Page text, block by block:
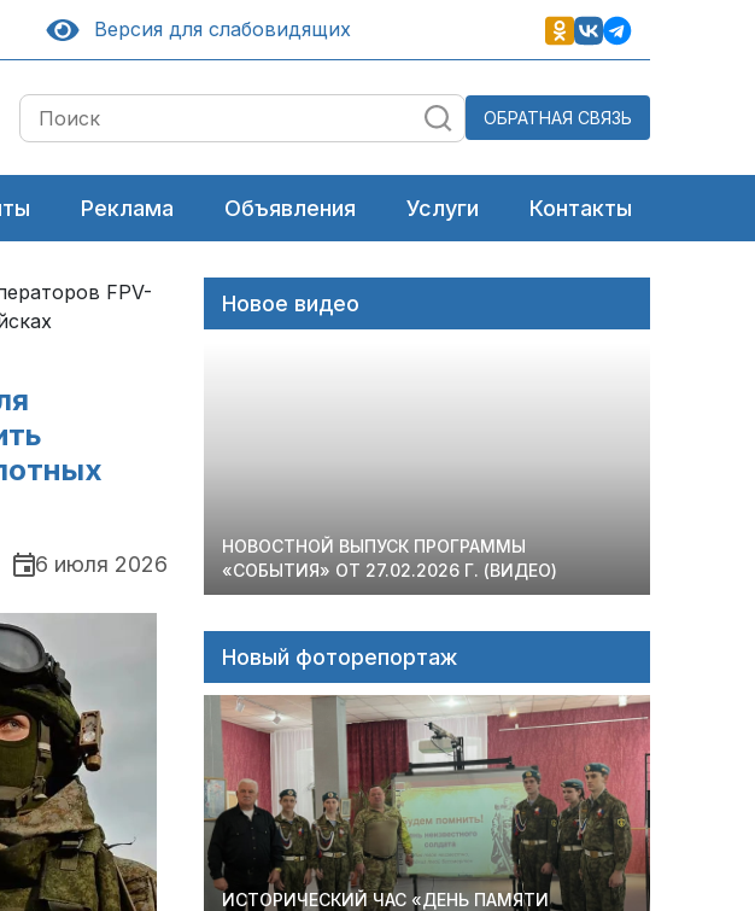
Версия для слабовидящих
ОБРАТНАЯ СВЯЗЬ
Реклама Объявления Услуги Контакты
FPV-
6 июля 2026
Новое видео
НОВОСТНОЙ ВЫПУСК ПРОГРАММЫ
«СОБЫТИЯ» ОТ 27.02.2026 Г. (ВИДЕО)
Новый фоторепортаж
ИСТОРИЧЕСКИЙ ЧАС «ДЕНЬ ПАМЯТИ